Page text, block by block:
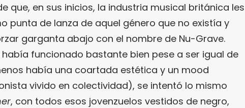
que, en sus inicios, la industria musical británica les
punta de lanza de aquel género que no existía y
garganta abajo con el nombre de Nu-Grave.
funcionado bastante bien pese a ser igual de
había una coartada estética y un mood
vivido en colectividad), se intentó lo mismo
, con todos esos jovenzuelos vestidos de negro,